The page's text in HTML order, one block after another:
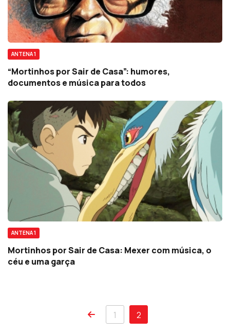
ANTENA 1
“Mortinhos por Sair de Casa”: humores,
documentos e música para todos
ANTENA 1
Mortinhos por Sair de Casa: Mexer com música, o
céu e uma garça
1 2